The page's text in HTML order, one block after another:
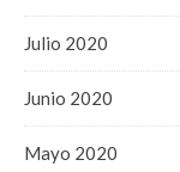
Julio 2020
Junio 2020
Mayo 2020